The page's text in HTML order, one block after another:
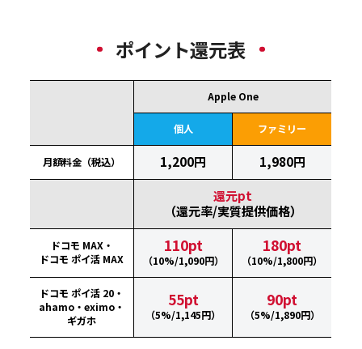
ポイント還元表
Apple One
個人 ファミリー
月額料金（税込） 1,200円
1,980円
還元pt
（還元率/実質提供価格）
ドコモ MAX・
ドコモ ポイ活 MAX
110pt
（10%/1,090円）
180pt
（10%/1,800円）
ドコモ ポイ活 20・
ahamo・eximo・
ギガホ
55pt
（5%/1,145円）
90pt
（5%/1,890円）